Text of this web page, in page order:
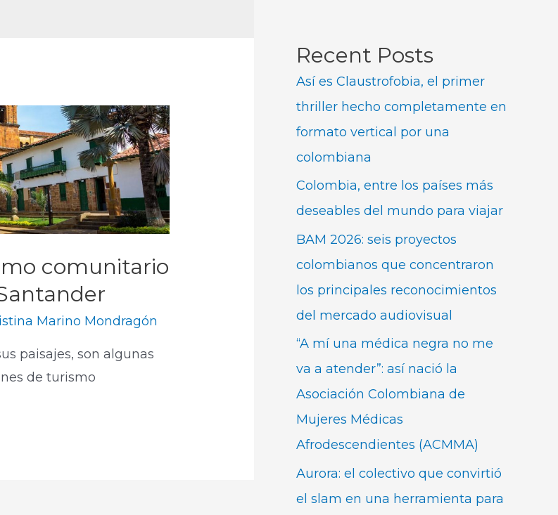
comunitario
Marino Mondragón
paisajes, son algunas
de turismo
Recent Posts
Así es Claustrofobia, el primer
thriller hecho completamente en
formato vertical por una
colombiana
Colombia, entre los países más
deseables del mundo para viajar
BAM 2026: seis proyectos
colombianos que concentraron
los principales reconocimientos
del mercado audiovisual
“A mí una médica negra no me
va a atender”: así nació la
Asociación Colombiana de
Mujeres Médicas
Afrodescendientes (ACMMA)
Aurora: el colectivo que convirtió
el slam en una herramienta para